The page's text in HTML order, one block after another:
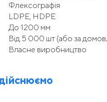
Флексографія
LDPE, HDPE
До 1200 мм
Від 5 000 шт (або за
Власне виробництво